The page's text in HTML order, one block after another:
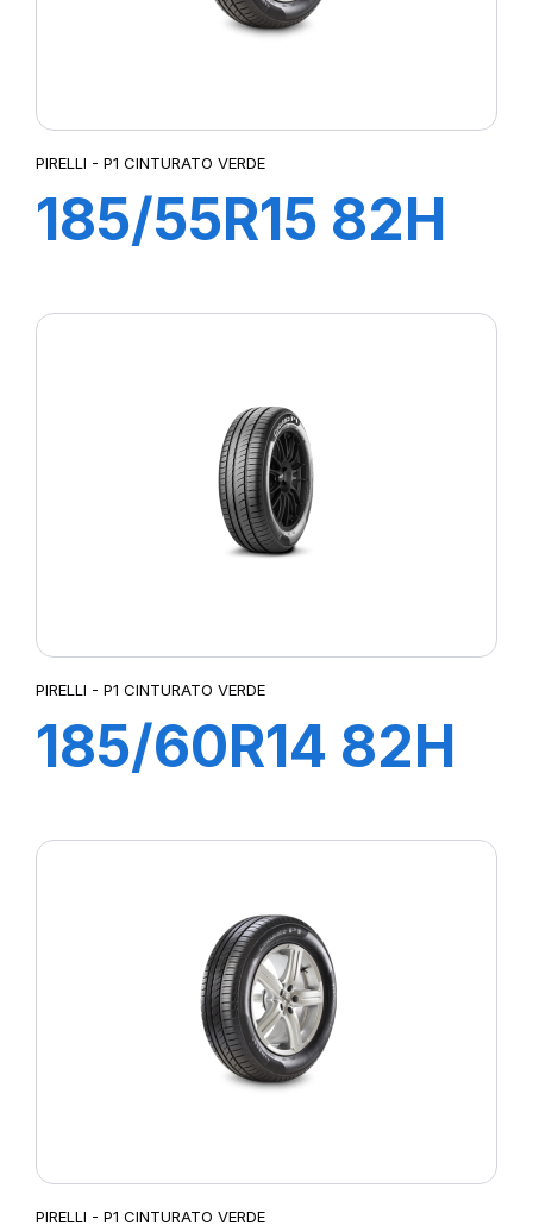
PIRELLI - P1 CINTURATO VERDE
185/55R15 82H
PIRELLI - P1 CINTURATO VERDE
185/60R14 82H
PIRELLI - P1 CINTURATO VERDE